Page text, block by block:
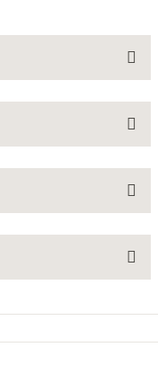
tarafımıza